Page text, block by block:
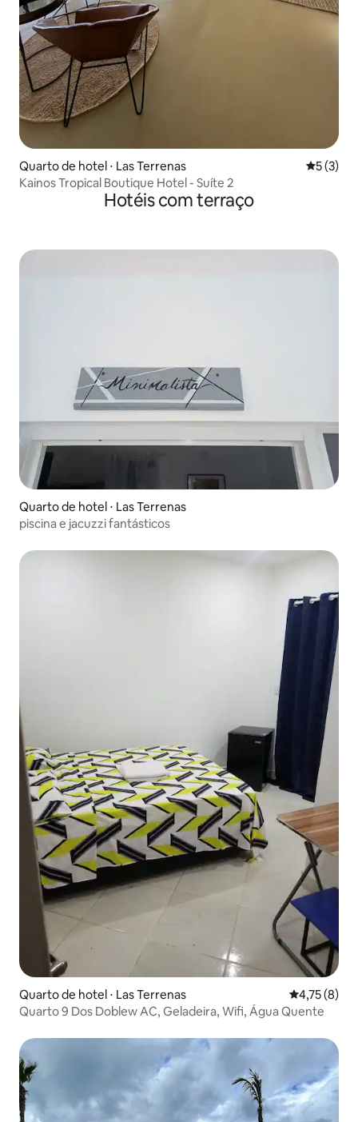
Quarto de hotel ⋅ Las Terrenas 5 de
5 (3)
Kainos Tropical Boutique Hotel - Suíte 2
Hotéis com terraço
Quarto de hotel ⋅ Las Terrenas
piscina e jacuzzi fantásticos
Quarto de hotel ⋅ Las Terrenas 4,75 de
4,75 (8)
Quarto 9 Dos Doblew AC, Geladeira, Wifi, Água Quente